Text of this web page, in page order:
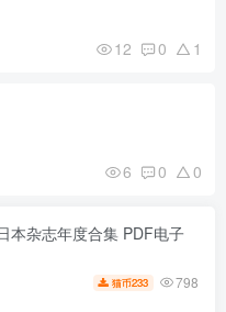
12 0 1
6 0 0
本杂志年度合集 PDF电子
猫币233 798